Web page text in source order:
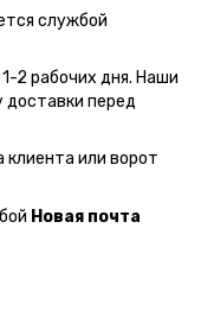
службой
2 рабочих дня. Наши
перед
или ворот
Новая почта